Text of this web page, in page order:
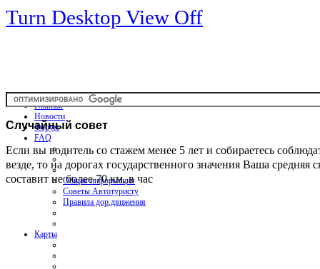
Turn Desktop View Off
Главная
Новости
Форум
FAQ
Общая информация
Советы Автотуристу
Правила дор.движения
Карты
Случайный совет
Если вы водитель со стажем менее 5 лет и собираетесь
везде, то на дорогах государственного значения Ваша средняя
составит не более 70 км. в час